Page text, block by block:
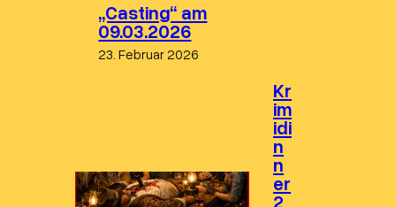
„Casting“ am
09.03.2026
23. Februar 2026
Kr
im
idi
n
n
er
2